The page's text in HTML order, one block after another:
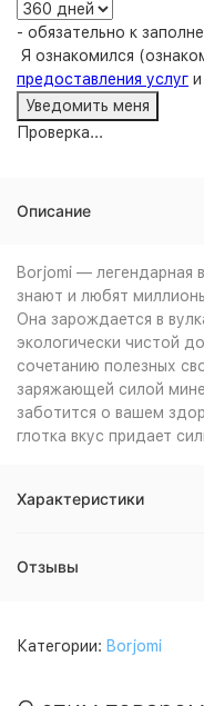
- обязательно к
Я ознакомился
предоставления услуг
Проверка...
Описание
Borjomi — легендарная
знают и любят
Она зарождается в
экологически чистой
сочетанию полезных
заряжающей силой
заботится о вашем
глотка вкус придает
Характеристики
Отзывы
Категории: Borjomi